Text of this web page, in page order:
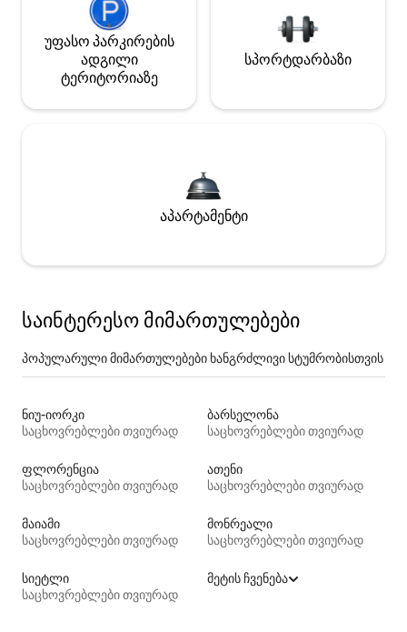
უფასო პარკირების
ადგილი
ტერიტორიაზე
სპორტდარბაზი
აპარტამენტი
საინტერესო მიმართულებები
პოპულარული მიმართულებები ხანგრძლივი სტუმრობისთვის
ნიუ-იორკი
საცხოვრებლები თვიურად
ბარსელონა
საცხოვრებლები თვიურად
ფლორენცია
საცხოვრებლები თვიურად
ათენი
საცხოვრებლები თვიურად
მაიამი
საცხოვრებლები თვიურად
მონრეალი
საცხოვრებლები თვიურად
სიეტლი
საცხოვრებლები თვიურად
მეტის ჩვენება